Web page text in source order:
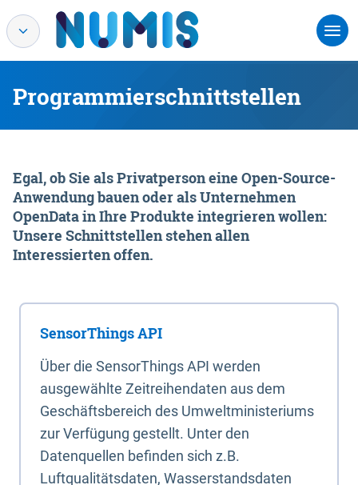
Programmierschnittstellen
Egal, ob Sie als Privatperson eine Open-Source-
Anwendung bauen oder als Unternehmen
OpenData in Ihre Produkte integrieren wollen:
Unsere Schnittstellen stehen allen
Interessierten offen.
SensorThings API
Über die SensorThings API werden
ausgewählte Zeitreihendaten aus dem
Geschäftsbereich des Umweltministeriums
zur Verfügung gestellt. Unter den
Datenquellen befinden sich z.B.
Luftqualitätsdaten, Wasserstandsdaten